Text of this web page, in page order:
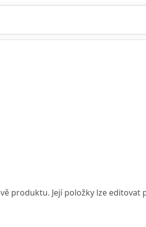
produktu. Její položky lze editovat